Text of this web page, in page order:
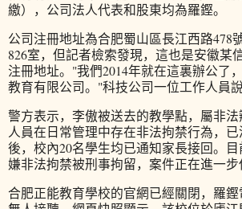
繳），公司法人代表和股東均為羅鏗。
公司注冊地址為合肥蜀山區長江西路478
826室，但記者檢索發現，這也是安徽某
注冊地址。"我們2014年就在這裏辦公了
教育有限公司。"科技公司一位工作人員說
警方表示，李傲被送去的教學點，屬非
人員在日常管理中存在非法拘禁行為，
後，校內20名學生均已通知家長接回。
嫌非法拘禁被刑事拘留，案件正在進一步
合肥正能教育學校的官網已經關閉，羅